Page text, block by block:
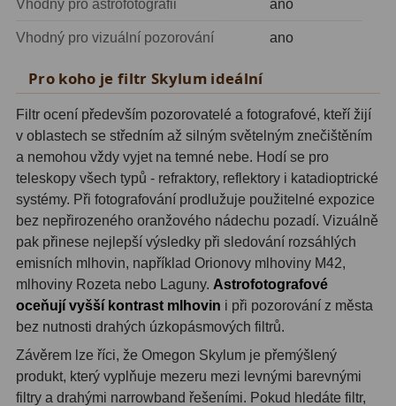
Zrcátka a hranoly
Hledáčky32
Seřízení 21
Svítilny5
Kufry a tašky64
Čištění28
Ostatní 18
Montáže 99
Azimutální AZ6
Paralaktické EQ19
Vhodný pro astrofotografii ano
Vhodný pro vizuální pozorování ano
Pro koho je filtr Skylum ideální
Filtr ocení především pozorovatelé a fotografové, kteří žijí
v oblastech se středním až silným světelným znečištěním
a nemohou vždy vyjet na temné nebe. Hodí se pro
teleskopy všech typů - refraktory, reflektory i katadioptrické
systémy. Při fotografování prodlužuje použitelné expozice
bez nepřirozeného oranžového nádechu pozadí. Vizuálně
pak přinese nejlepší výsledky při sledování rozsáhlých
emisních mlhovin, například Orionovy mlhoviny M42,
mlhoviny Rozeta nebo Laguny. Astrofotografové
oceňují vyšší kontrast mlhovin i při pozorování z města
bez nutnosti drahých úzkopásmových filtrů.
Závěrem lze říci, že Omegon Skylum je přemýšlený
produkt, který vyplňuje mezeru mezi levnými barevnými
filtry a drahými narrowband řešeními. Pokud hledáte filtr,